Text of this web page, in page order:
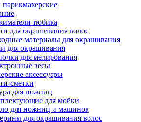
тюбика
для окрашивания волос
материалы для окрашивания
для окрашивания
для мелирования
весы
аксессуары
сметки
для ножниц
для мойки
для ножниц и машинок
для окрашивания волос